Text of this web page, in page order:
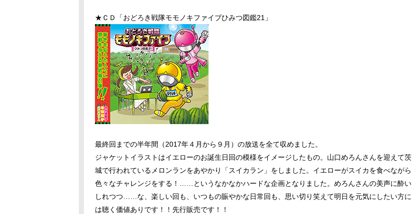
★ＣＤ「おどろき戦隊モモノキファイブひみつ図鑑21」
最終回までの半年間（2017年４月から９月）の放送を全て収めました。
ジャケットイラストはイエローのお誕生日回の模様をイメージしたもの。山口めろんさんを迎えて茨
城で行われているメロンランをあやかり「スイカラン」をしました。イエローがスイカを食べながら
色々なチャレンジをする！……というなかなかハードな企画となりました。めろんさんの美声に酔い
しれつつ……な、楽しい回も、いつもの賑やかな日常回も、思い切り笑えて明日を元気にしたい方に
は聴く価値ありです！！先行販売です！！